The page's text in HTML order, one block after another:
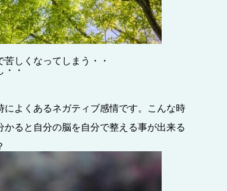
しくなってしまう・・
・
よくあるネガティブ感情です。
こんな時
ると自分の脳を自分で整える事が出来る